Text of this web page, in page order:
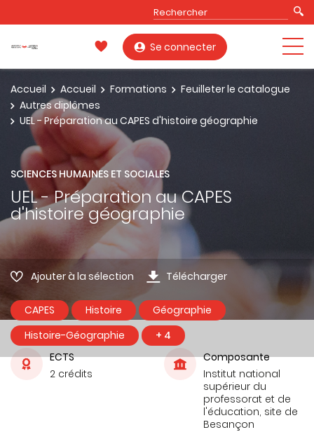
Se connecter
Accueil Accueil Formations
Feuilleter le catalogue
Autres diplômes
UEL - Préparation au CAPES d'histoire géographie
SCIENCES HUMAINES ET SOCIALES
UEL - Préparation au CAPES
d'histoire géographie
Ajouter à la sélection Télécharger
CAPES Histoire
Géographie
Histoire-Géographie
+ 4
ECTS
2 crédits
Composante
Institut national
supérieur du
professorat et de
l'éducation, site de
Besançon